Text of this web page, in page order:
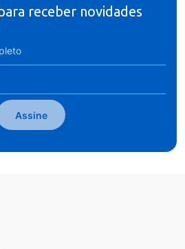
receber novidades
Assine